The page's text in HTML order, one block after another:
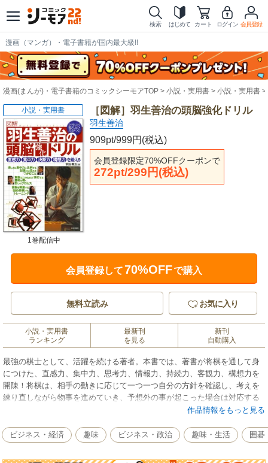
検索 はじめて カート ログイン 会員登録
漫画（マンガ）・電子書籍が国内最大級!!
漫画(まんが)・電子書籍のコミックシーモアTOP 小説・実用書 小説・実用書
［図解］羽生善治の頭脳強化ドリル
羽生善治
909pt/999円(税込)
会員登録限定70%OFFクーポンで
272pt/299円(税込)
小説・実用書
1巻配信中
会員登録して70%OFFで購入
無料立読み お気に入り
小説・実用書
ランキング
最新刊
を見る
新刊
自動購入
最強の棋士として、活躍を続ける著者。本書では、著書が将棋を通して身
につけた、直感力、集中力、思考力、情報力、持続力、客観力、構想力を
開陳！将棋は、相手の動きに応じて一つ一つ自分の方針を確認し、考えを
練り直しながら物事を進めていき、予想外の事が起こった場合は対応する
力が必要など、ビジネスパーソンにも通じるものがある。本書では、羽生
「羅針盤」 集中力の限界を知る 経験から大局観が築かれ、思考が速く
なる 「いかに捨てるか」で情報力が鍛えられる 進歩し続けるには、発
想⇒検証⇒実行⇒反省 不調のときは自分を変えるチャンス 「序破急」
作品情報をもっと見る
ビジネス・経済 趣味 ビジネス・政治 趣味・生活 囲碁